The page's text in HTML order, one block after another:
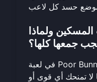
ولماذا
جمعها كلها؟
في لعبة Poor Bunny، الأشكال هي تغييرات
لا تمنحك أي قوى أو